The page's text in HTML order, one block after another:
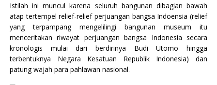
Istilah ini muncul karena seluruh bangunan dibagian bawah
atap tertempel relief-relief perjuangan bangsa Indoensia (relief
yang terpampang mengelilingi bangunan museum itu
menceritakan riwayat perjuangan bangsa Indonesia secara
kronologis mulai dari berdirinya Budi Utomo hingga
terbentuknya Negara Kesatuan Republik Indonesia) dan
patung wajah para pahlawan nasional.